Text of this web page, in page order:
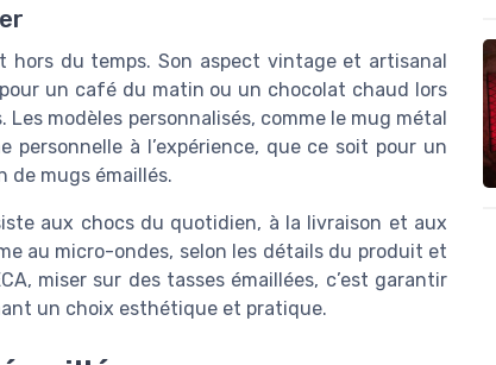
hors du temps. Son aspect vintage et artisanal
un café du matin ou un chocolat chaud lors
Les modèles personnalisés, comme le mug métal
à l’expérience, que ce soit pour un
de mugs émaillés.
aux chocs du quotidien, à la livraison et aux
au micro-ondes, selon les détails du produit et
miser sur des tasses émaillées, c’est garantir
un choix esthétique et pratique.